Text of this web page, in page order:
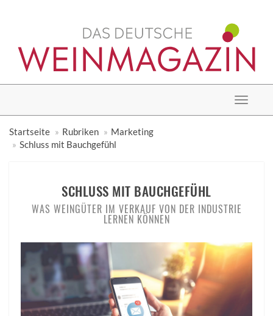
Toggle
Startseite
Rubriken
Marketing
Schluss mit Bauchgefühl
SCHLUSS MIT BAUCHGEFÜHL
WAS WEINGÜTER IM VERKAUF VON DER INDUSTRIE
LERNEN KÖNNEN